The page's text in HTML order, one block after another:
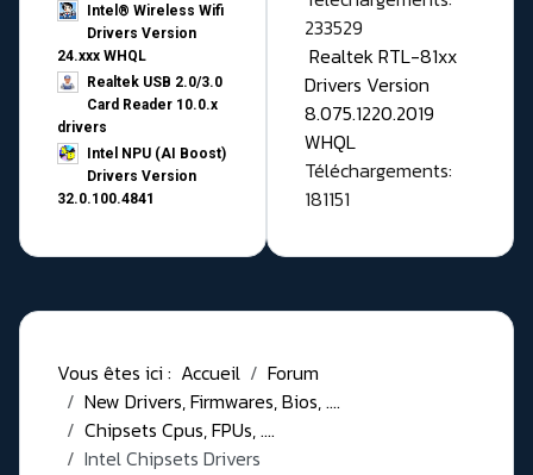
Intel® Wireless Wifi
Drivers Version
24.xxx WHQL
Realtek USB 2.0/3.0
Card Reader 10.0.x
drivers
Intel NPU (AI Boost)
Drivers Version
32.0.100.4841
233529
Realtek RTL-81xx
Drivers Version
8.075.1220.2019
WHQL
Téléchargements:
181151
Vous êtes ici : Accueil
Forum
New Drivers, Firmwares, Bios, ....
Chipsets Cpus, FPUs, ....
Intel Chipsets Drivers